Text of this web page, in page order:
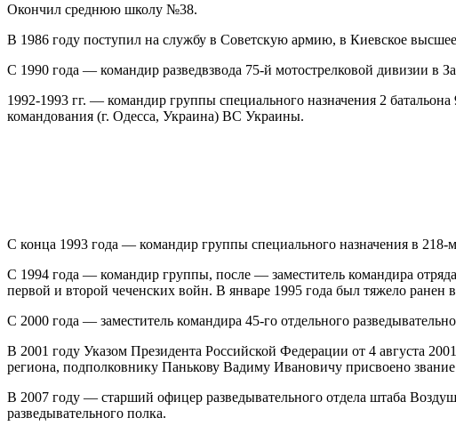
Окончил среднюю школу №38.
В 1986 году поступил на службу в Советскую армию, в Киевское
С 1990 года — командир разведвзвода 75-й мотострелковой дивизии в
1992-1993 гг. — командир группы специального назначения 2
командования (г. Одесса, Украина) ВС Украины.
С конца 1993 года — командир группы специального назначения в 218-
С 1994 года — командир группы, после — заместитель командира
первой и второй чеченских войн. В январе 1995 года был тяжело ранен
С 2000 года — заместитель командира 45-го отдельного
В 2001 году Указом Президента Российской Федерации от 4 августа
региона, подполковнику Панькову Вадиму Ивановичу присвоено
В 2007 году — старший офицер разведывательного отдела штаба
разведывательного полка.